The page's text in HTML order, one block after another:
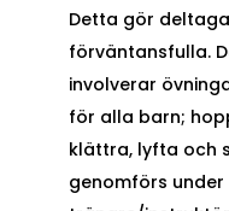
Detta gör
förväntansfulla.
involverar
för alla barn;
klättra, lyfta och
genomförs